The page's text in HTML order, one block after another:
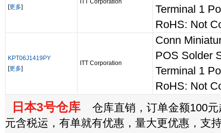
[更多]
ITT Corporation
Terminal 1
RoHS: Not
KPT06J1419PY
[更多]
ITT Corporation
Conn
POS Solder
Terminal 1
RoHS: Not
日本3号仓库 仓库直销，订单金额100元
元含税运，有单就有优惠，量大更优惠，支